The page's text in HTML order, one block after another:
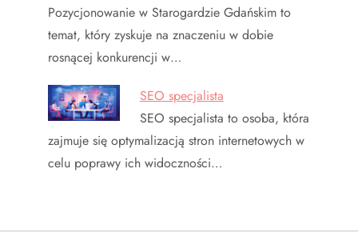
Pozycjonowanie w Starogardzie Gdańskim to
temat, który zyskuje na znaczeniu w dobie
rosnącej konkurencji w…
SEO specjalista
SEO specjalista to osoba, która
zajmuje się optymalizacją stron internetowych w
celu poprawy ich widoczności…